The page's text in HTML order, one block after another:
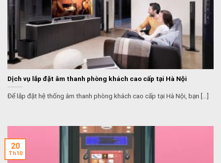
Dịch vụ lắp đặt âm thanh phòng khách cao cấp tại Hà Nội
Để lắp đặt hệ thống âm thanh phòng khách cao cấp tại Hà Nội, bạn [...]
20
Th10